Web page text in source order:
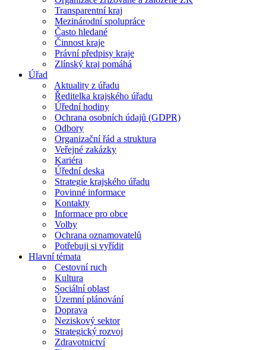
Transparentní kraj
Mezinárodní spolupráce
Často hledané
Činnost kraje
Právní předpisy kraje
Zlínský kraj pomáhá
Úřad
Aktuality z úřadu
Ředitelka krajského úřadu
Úřední hodiny
Ochrana osobních údajů (GDPR)
Odbory
Organizační řád a struktura
Veřejné zakázky
Kariéra
Úřední deska
Strategie krajského úřadu
Povinné informace
Kontakty
Informace pro obce
Volby
Ochrana oznamovatelů
Potřebuji si vyřídit
Hlavní témata
Cestovní ruch
Kultura
Sociální oblast
Územní plánování
Doprava
Neziskový sektor
Strategický rozvoj
Zdravotnictví